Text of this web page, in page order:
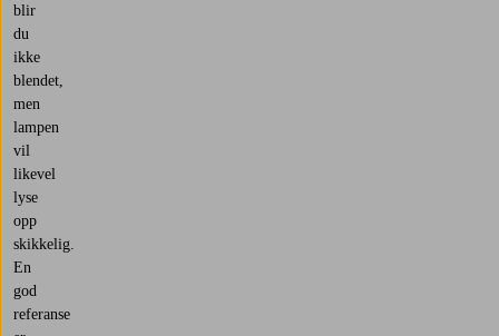
Nei,
ikke
det
hele
tatt!
Det
finnes
ingen
regler,
bare
din
blir
du
ikke
blendet,
men
lampen
vil
likevel
lyse
opp
skikkelig.
En
god
referanse